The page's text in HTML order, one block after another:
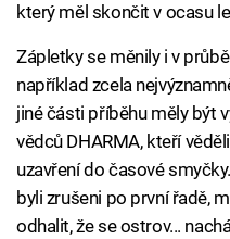
který měl skončit v ocasu
Zápletky se měnily i v
například zcela
jiné části příběhu měly být
vědců DHARMA, kteří
uzavření do časové
byli zrušeni po první řadě,
odhalit, že se ostrov...